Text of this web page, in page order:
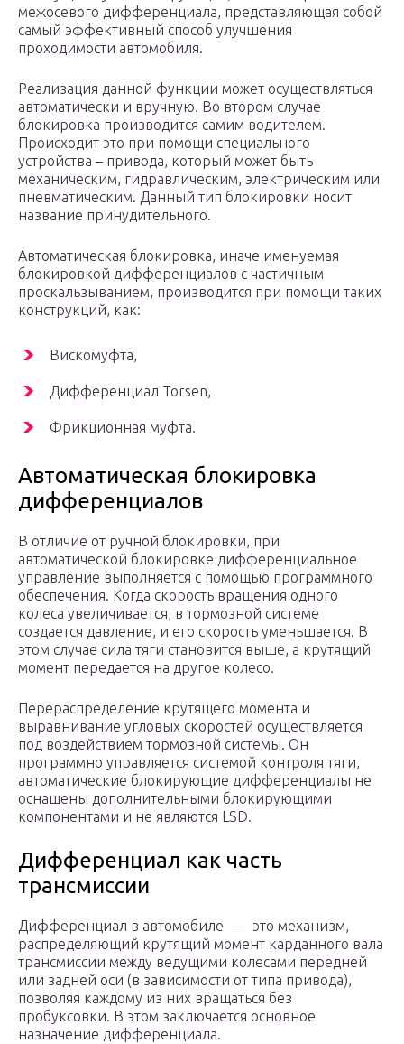
межосевого дифференциала, представляющая собой
самый эффективный способ улучшения
проходимости автомобиля.
Реализация данной функции может осуществляться
автоматически и вручную. Во втором случае
блокировка производится самим водителем.
Происходит это при помощи специального
устройства – привода, который может быть
механическим, гидравлическим, электрическим или
пневматическим. Данный тип блокировки носит
название принудительного.
Автоматическая блокировка, иначе именуемая
блокировкой дифференциалов с частичным
проскальзыванием, производится при помощи таких
конструкций, как:
Вискомуфта,
Дифференциал Torsen,
Фрикционная муфта.
Автоматическая блокировка
дифференциалов
В отличие от ручной блокировки, при
автоматической блокировке дифференциальное
управление выполняется с помощью программного
обеспечения. Когда скорость вращения одного
колеса увеличивается, в тормозной системе
создается давление, и его скорость уменьшается. В
этом случае сила тяги становится выше, а крутящий
момент передается на другое колесо.
Перераспределение крутящего момента и
выравнивание угловых скоростей осуществляется
под воздействием тормозной системы. Он
программно управляется системой контроля тяги,
автоматические блокирующие дифференциалы не
оснащены дополнительными блокирующими
компонентами и не являются LSD.
Дифференциал как часть
трансмиссии
Дифференциал в автомобиле — это механизм,
распределяющий крутящий момент карданного вала
трансмиссии между ведущими колесами передней
или задней оси (в зависимости от типа привода),
позволяя каждому из них вращаться без
пробуксовки. В этом заключается основное
назначение дифференциала.